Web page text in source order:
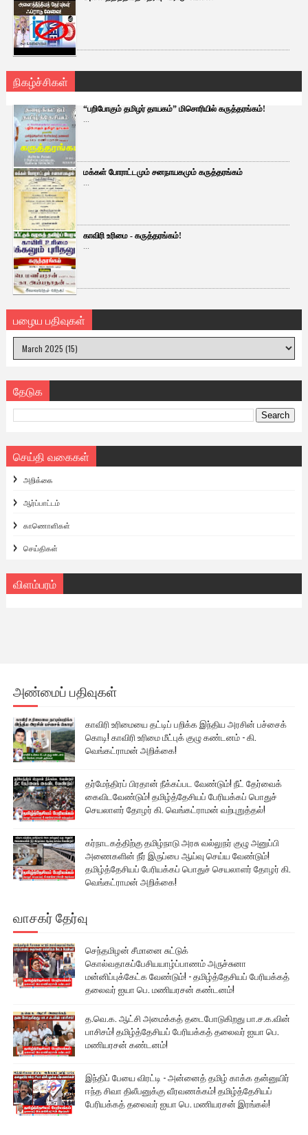
நிகழ்ச்சிகள்
“பறிபோகும் தமிழர் தாயகம்” மிசொரியில் கருத்தரங்கம்!
...
மக்கள் போராட்டமும் சனநாயகமும் கருத்தரங்கம்
...
காவிரி உரிமை - கருத்தரங்கம்!
...
பழைய பதிவுகள்
தேடுக
செய்தி வகைகள்
அறிக்கை
ஆர்ப்பாட்டம்
காணொளிகள்
செய்திகள்
விளம்பரம்
அண்மைப் பதிவுகள்
காவிரி உரிமையை தட்டிப் பறிக்க இந்திய அரசின் பச்சைக்
கொடி! காவிரி உரிமை மீட்புக் குழு கண்டனம் - கி.
வெங்கட்ராமன் அறிக்கை!
தர்மேந்திரப் பிரதான் நீக்கப்பட வேண்டும்! நீட் தேர்வைக்
கைவிடவேண்டும்! தமிழ்த்தேசியப் பேரியக்கப் பொதுச்
செயலாளர் தோழர் கி. வெங்கட்ராமன் வற்புறுத்தல்!
கர்நாடகத்திற்கு தமிழ்நாடு அரசு வல்லுநர் குழு அனுப்பி
அணைகளின் நீர் இருப்பை ஆய்வு செய்ய வேண்டும்!
தமிழ்த்தேசியப் பேரியக்கப் பொதுச் செயலாளர் தோழர் கி.
வெங்கட்ராமன் அறிக்கை!
வாசகர் தேர்வு
செந்தமிழன் சீமானை சுட்டுக்
கொல்வதாகப்பேசியயாழ்ப்பாணம் அருச்சுனா
மன்னிப்புக்கேட்க வேண்டும்! - தமிழ்த்தேசியப் பேரியக்கத்
தலைவர் ஐயா பெ. மணியரசன் கண்டனம்!
த.வெ.க. ஆட்சி அமைக்கத் தடைபோடுகிறது பா.ச.க.வின்
பாசிசம்! தமிழ்த்தேசியப் பேரியக்கத் தலைவர் ஐயா பெ.
மணியரசன் கண்டனம்!
இந்திப் பேயை விரட்டி - அன்னைத் தமிழ் காக்க தன்னுயிர்
ஈந்த சிவா திலீபனுக்கு வீரவணக்கம்! தமிழ்த்தேசியப்
பேரியக்கத் தலைவர் ஐயா பெ. மணியரசன் இரங்கல்!